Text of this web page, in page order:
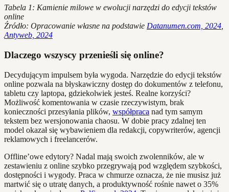
Tabela 1: Kamienie milowe w ewolucji narzędzi do edycji tekstów
online
Źródło: Opracowanie własne na podstawie Datanumen.com, 2024
Antyweb, 2024
Dlaczego wszyscy przenieśli się online?
Decydującym impulsem była wygoda. Narzędzie do edycji tekstów
online pozwala na błyskawiczny dostęp do dokumentów z telefonu,
tabletu czy laptopa, gdziekolwiek jesteś. Realne korzyści?
Możliwość komentowania w czasie rzeczywistym, brak
konieczności przesyłania plików, współpraca nad tym samym
tekstem bez wersjonowania chaosu. W dobie pracy zdalnej ten
model okazał się wybawieniem dla redakcji, copywriterów, agencji
reklamowych i freelancerów.
Offline’owe edytory? Nadal mają swoich zwolenników, ale w
zestawieniu z online szybko przegrywają pod względem szybkości,
dostępności i wygody. Praca w chmurze oznacza, że nie musisz już
martwić się o utratę danych, a produktywność rośnie nawet o 35%